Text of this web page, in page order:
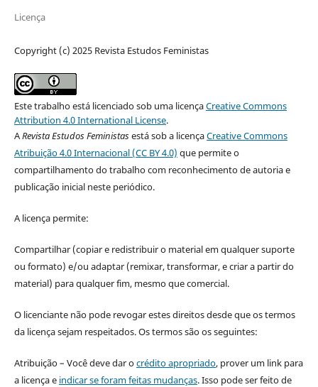
Licença
Copyright (c) 2025 Revista Estudos Feministas
Este trabalho está licenciado sob uma licençaCreative Commons
Attribution 4.0 International License.
ARevista Estudos Feministasestá sob a licençaCreative Commons
Atribuição 4.0 Internacional (CC BY 4.0) que permite o
compartilhamento do trabalho com reconhecimento de autoria e
publicação inicial neste periódico.
A licença permite:
Compartilhar (copiar e redistribuir o material em qualquer suporte
ou formato) e/ou adaptar (remixar, transformar, e criar a partir do
material) para qualquer fim, mesmo que comercial.
O licenciante não pode revogar estes direitos desde que os termos
da licença sejam respeitados. Os termos são os seguintes:
Atribuição – Você deve dar ocrédito apropriado, prover um link para
a licença e indicar se foram feitas mudanças. Isso pode ser feito de